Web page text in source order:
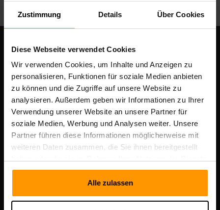
Zustimmung Details Über Cookies
Diese Webseite verwendet Cookies
Wir verwenden Cookies, um Inhalte und Anzeigen zu
personalisieren, Funktionen für soziale Medien anbieten
zu können und die Zugriffe auf unsere Website zu
analysieren. Außerdem geben wir Informationen zu Ihrer
Verwendung unserer Website an unsere Partner für
soziale Medien, Werbung und Analysen weiter. Unsere
Partner führen diese Informationen möglicherweise mit
weiteren Daten zusammen, die Sie ihnen bereitgestellt
gesammelt haben.
Alle zulassen
Unser Unternehmen
Scalable Hosting Solutions OÜ
Registrierungscode: 14652605
Umsatzsteuer-Identifikationsnummer: EE102133820
Adresse: Harju maakond, Tallinn, Kesklinna linnaosa,
Vesivärava tn 50-201, 10152
Schnellnavigation